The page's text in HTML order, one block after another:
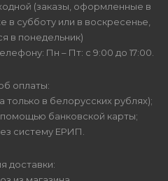
(заказы, оформленные в
в субботу или в воскресенье,
в понедельник)
Пн – Пт: с 9:00 до 17:00.
оплаты:
в белорусских рублях);
банковской карты;
систему ЕРИП.
доставки: